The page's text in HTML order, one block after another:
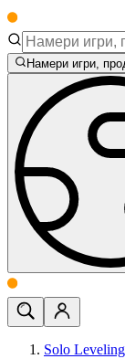
Намери игри,
Solo